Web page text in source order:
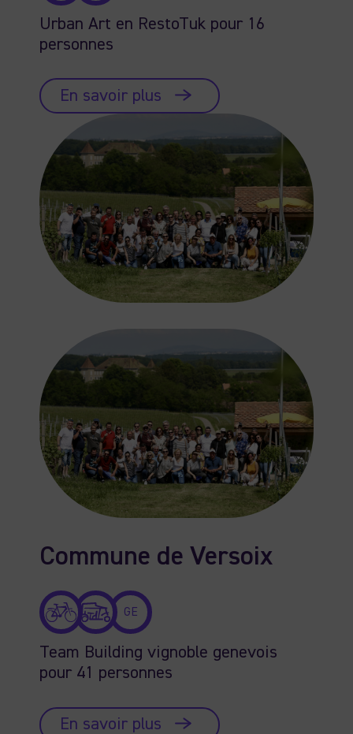
Urban Art en RestoTuk pour 16
personnes
En savoir plus
Commune de Versoix
GE
Team Building vignoble genevois
pour 41 personnes
En savoir plus